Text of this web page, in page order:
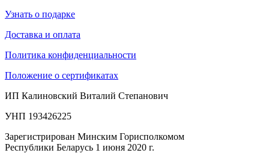
Узнать о подарке
Доставка и оплата
Политика конфиденциальности
Положение о сертификатах
ИП Калиновский Виталий Степанович
УНП 193426225
Зарегистрирован Минским Горисполкомом
Республики Беларусь 1 июня 2020 г.